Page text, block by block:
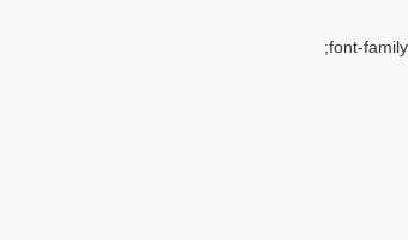
font-